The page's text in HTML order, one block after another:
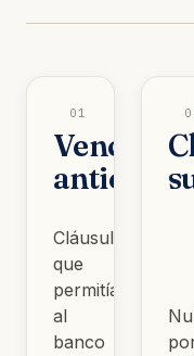
01
Cláusula
que
permitía
al
banco